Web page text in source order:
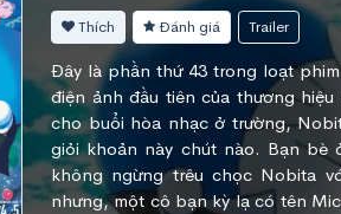
Thích Đánh giá Trailer
Đây là phần thứ 43 trong loạt
điện ảnh đầu tiên của thương
cho buổi hòa nhạc ở trường,
giỏi khoản này chút nào. Bạn bè
không ngừng trêu chọc Nobita
nhưng, một cô bạn kỳ lạ có tên